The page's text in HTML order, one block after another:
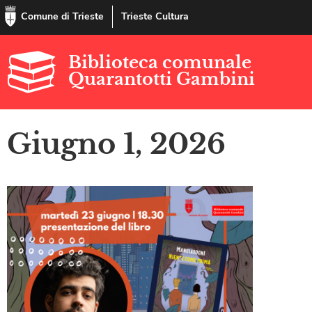
Comune di Trieste Trieste Cultura
Biblioteca comunale
Quarantotti Gambini
Giugno 1, 2026